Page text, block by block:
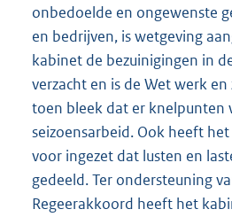
onbedoelde en ongewenste
en bedrijven, is wetgeving
kabinet de bezuinigingen in
verzacht en is de Wet werk
toen bleek dat er knelpunten
seizoensarbeid. Ook heeft
voor ingezet dat lusten en
gedeeld. Ter ondersteuning
Regeerakkoord heeft het